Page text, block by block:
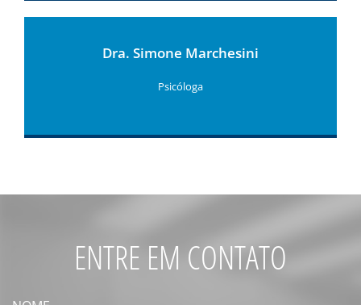
Dra. Simone Marchesini
Psicóloga
ENTRE EM CONTATO